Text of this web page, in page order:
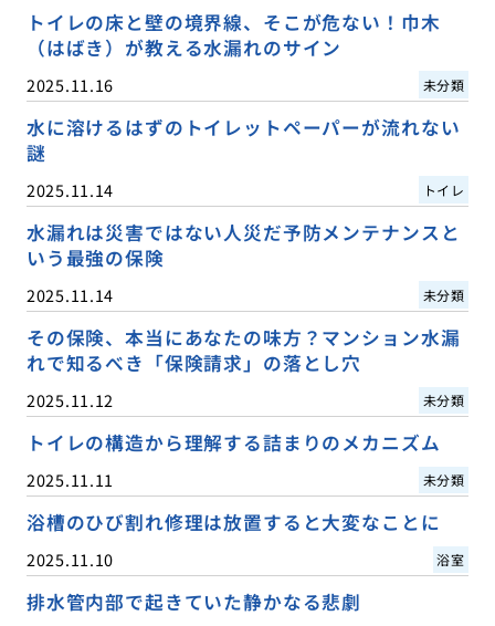
トイレの床と壁の境界線、そこが危ない！巾木
（はばき）が教える水漏れのサイン
2025.11.16 未分類
水に溶けるはずのトイレットペーパーが流れない
謎
2025.11.14 トイレ
水漏れは災害ではない人災だ予防メンテナンスと
いう最強の保険
2025.11.14 未分類
その保険、本当にあなたの味方？マンション水漏
れで知るべき「保険請求」の落とし穴
2025.11.12 未分類
トイレの構造から理解する詰まりのメカニズム
2025.11.11 未分類
浴槽のひび割れ修理は放置すると大変なことに
2025.11.10 浴室
排水管内部で起きていた静かなる悲劇